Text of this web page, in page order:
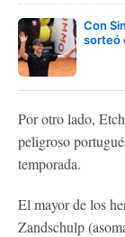
Con
sorteó
Por otro lado,
peligroso
temporada.
El mayor de los
Zandschulp